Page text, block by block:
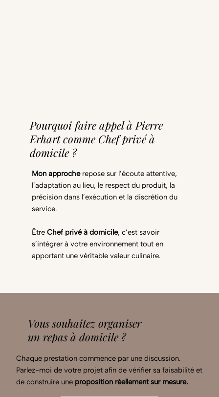
Pourquoi faire appel à Pierre
Erhart comme Chef privé à
domicile ?
Mon approcherepose sur l’écoute attentive,
l’adaptation au lieu, le respect du produit, la
précision dans l’exécution et la discrétion du
service.
Être Chef privé à domicile, c’est savoir
s’intégrer à votre environnement tout en
apportant une véritable valeur culinaire.
Vous souhaitez organiser
un repas à domicile ?
Chaque prestation commence par une discussion.
Parlez-moi de votre projet afin de vérifier sa faisabilité et
de construire une proposition réellement sur mesure.